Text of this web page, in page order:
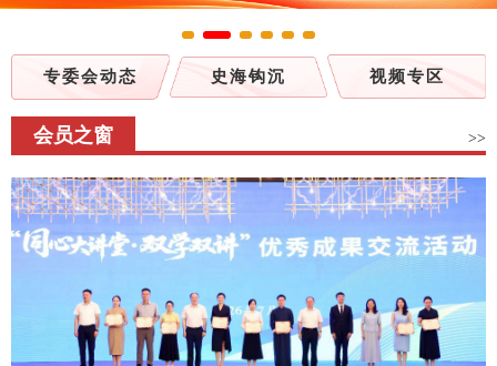
专委会动态 史海钩沉 视频专区
会员之窗 >>